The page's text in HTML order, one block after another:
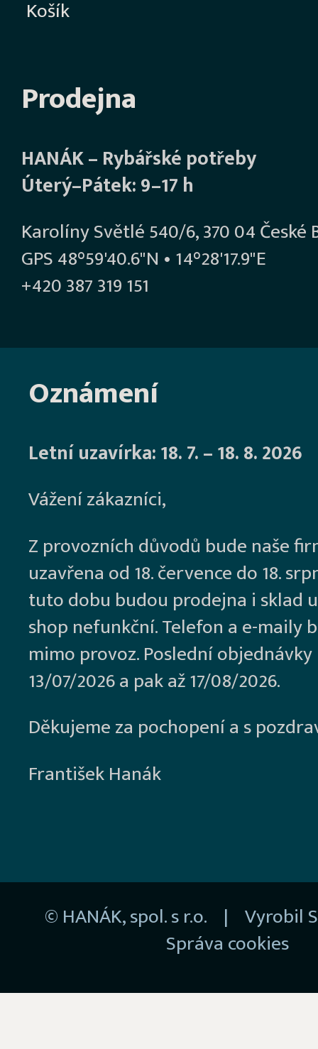
Košík
Prodejna
HANÁK – Rybářské potřeby
Úterý–Pátek: 9–17 h
Karolíny Světlé 540/6, 370 04 České
GPS 48°59'40.6"N • 14°28'17.9"E
+420 387 319 151
Oznámení
Letní uzavírka: 18. 7. – 18. 8. 2026
Vážení zákazníci,
Z provozních důvodů bude naše
uzavřena od 18. července do 18.
tuto dobu budou prodejna i sklad
shop nefunkční. Telefon a e-maily
mimo provoz. Poslední
13/07/2026 a pak až 17/08/2026.
Děkujeme za pochopení a s
František Hanák
© HANÁK, spol. s r.o. | Vyrobil
Správa cookies